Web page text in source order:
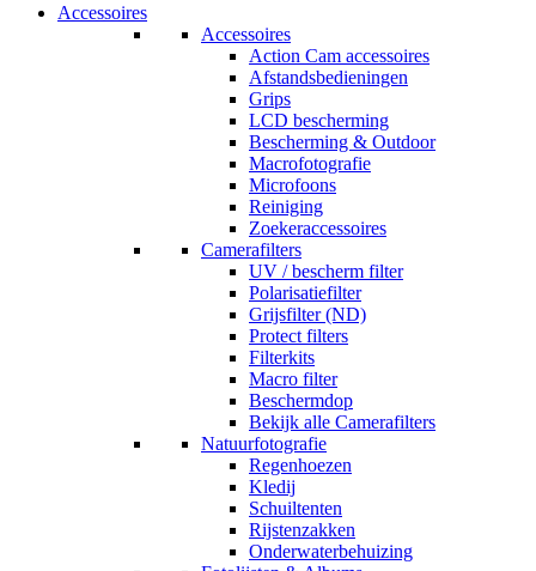
Accessoires
Accessoires
Action Cam accessoires
Afstandsbedieningen
Grips
LCD bescherming
Bescherming & Outdoor
Macrofotografie
Microfoons
Reiniging
Zoekeraccessoires
Camerafilters
UV / bescherm filter
Polarisatiefilter
Grijsfilter (ND)
Protect filters
Filterkits
Macro filter
Beschermdop
Bekijk alle Camerafilters
Natuurfotografie
Regenhoezen
Kledij
Schuiltenten
Rijstenzakken
Onderwaterbehuizing